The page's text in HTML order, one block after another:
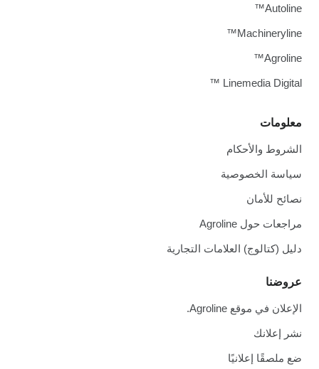
معلومات
الشروط والأحكام
سياسة الخصوصية
نصائح للأمان
مراجعات حول Agroline
دليل (كتالوج) العلامات التجارية
عروضنا
الإعلان في موقع Agroline.
نشر إعلانك
ضع ملصقًا إعلانيًا
Autoline™
Machineryline™
Agroline™
Linemedia Digital ™